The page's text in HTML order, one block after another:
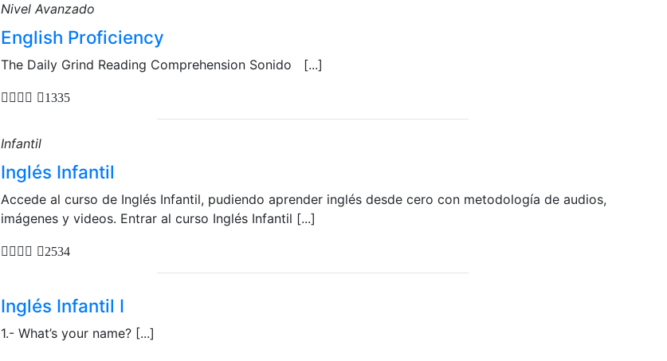
Nivel Avanzado
English Proficiency
The Daily Grind Reading Comprehension Sonido [...]
1335
Infantil
Inglés Infantil
Accede al curso de Inglés Infantil, pudiendo aprender inglés desde cero con metodología de audios,
imágenes y videos. Entrar al curso Inglés Infantil [...]
2534
Inglés Infantil I
1.- What’s your name? [...]